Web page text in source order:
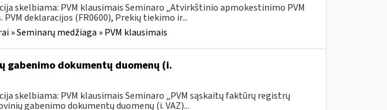
skelbiama: PVM klausimais Seminaro „Atvirkštinio apmokestinimo PVM
deklaracijos (FR0600), Prekių tiekimo ir...
» Seminarų medžiaga » PVM klausimais
dokumentų duomenų (i.
skelbiama: PVM klausimais Seminaro „PVM sąskaitų faktūrų registrų
gabenimo dokumentų duomenų (i. VAZ)...